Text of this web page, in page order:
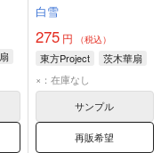
白雪
275円 （税込）
東方Project
茨木華扇
×：在庫なし
サンプル
再販希望